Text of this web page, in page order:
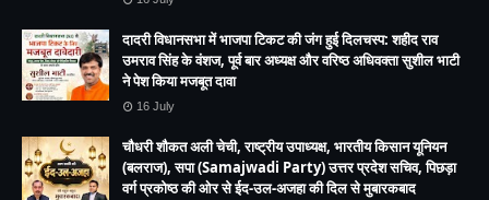
दादरी विधानसभा में भाजपा टिकट की जंग हुई दिलचस्प: शहीद राव
उमराव सिंह के वंशज, पूर्व बार अध्यक्ष और वरिष्ठ अधिवक्ता सुशील भाटी
ने पेश किया मजबूत दावा
16 July
चौधरी शौकत अली चेची, राष्ट्रीय उपाध्यक्ष, भारतीय किसान यूनियन
(बलराज), सपा (Samajwadi Party) उत्तर प्रदेश सचिव, पिछड़ा
वर्ग प्रकोष्ठ की ओर से ईद-उल-अजहा की दिल से मुबारकबाद